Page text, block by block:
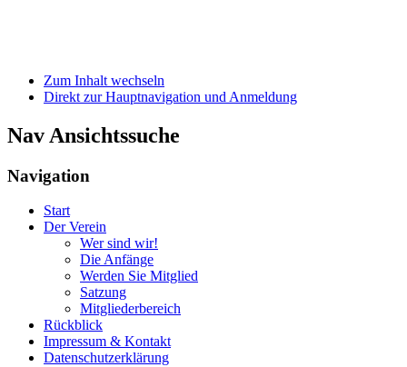
Zum Inhalt wechseln
Direkt zur Hauptnavigation und Anmeldung
Nav Ansichtssuche
Navigation
Start
Der Verein
Wer sind wir!
Die Anfänge
Werden Sie Mitglied
Satzung
Mitgliederbereich
Rückblick
Impressum & Kontakt
Datenschutzerklärung